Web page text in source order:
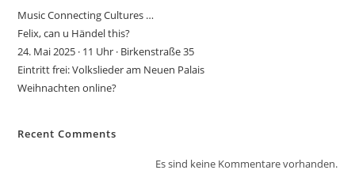
Music Connecting Cultures …
Felix, can u Händel this?
24. Mai 2025 · 11 Uhr · Birkenstraße 35
Eintritt frei: Volkslieder am Neuen Palais
Weihnachten online?
Recent Comments
Es sind keine Kommentare vorhanden.